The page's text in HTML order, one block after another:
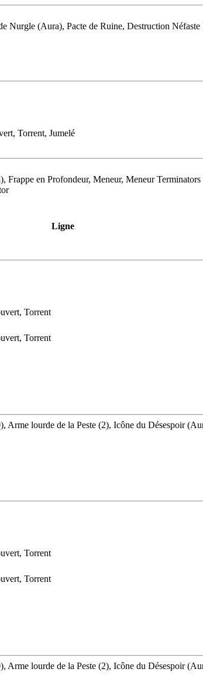
Nurgle (Aura), Pacte de Ruine, Destruction
Torrent, Jumelé
en Profondeur, Meneur, Meneur Terminators
Ligne
Torrent
Torrent
Arme lourde de la Peste (2), Icône du Désespoir
Torrent
Torrent
Arme lourde de la Peste (2), Icône du Désespoir